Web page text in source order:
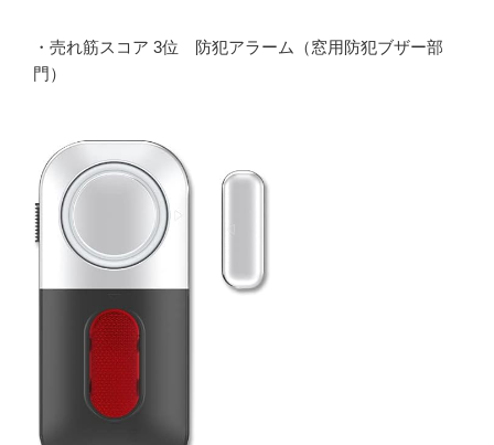
・売れ筋スコア 3位 防犯アラーム（窓用防犯ブザー部
門）